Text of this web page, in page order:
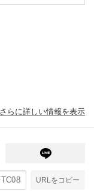
さらに詳しい情報を表示
URLをコピー